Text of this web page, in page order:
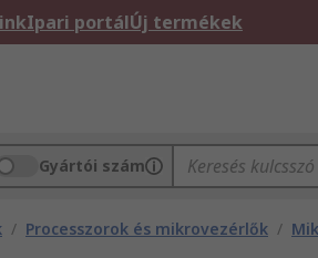
Ipari portálÚj termékek
Gyártói szám
/ Processzorok és mikrovezérlők /